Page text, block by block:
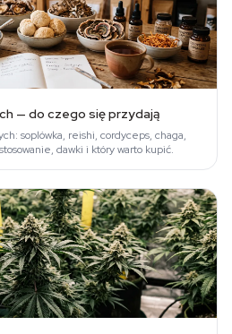
— do czego się przydają
soplówka, reishi, cordyceps, chaga,
dawki i który warto kupić.